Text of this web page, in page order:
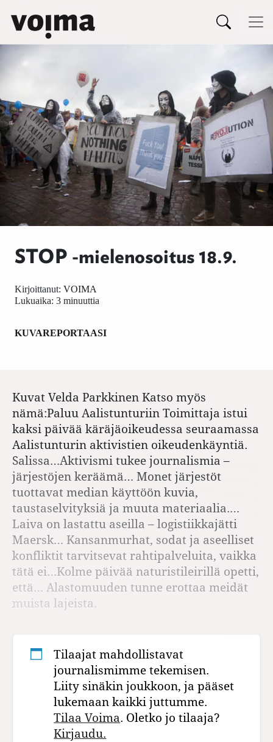
Siirry sisältöön
Päävalikko
STOP -mielenosoitus 18.9.
Kirjoittanut: VOIMA
Lukuaika: 3 minuuttia
KUVAREPORTAASI
Kuvat Velda Parkkinen Katso myös
nämä:Paluu Aalistunturiin Toimittaja istui
kaksi päivää käräjäoikeudessa seuraamassa
Aalistunturin aktivistien oikeudenkäyntiä.
Salissa…Aktivismi tukee journalismia –
järjestöjen keräämä… Monet järjestöt
tuottavat median käyttöön kuvia,
taustaselvityksiä ja muuta materiaalia.…
Laiva on lastattu aseilla – logistiikkajätti
Maersk… Kansanmurhat, sodat ja aseelliset
konfliktit tarvitsevat rahtipalveluita, vaikka
tätä ei…Kolme päivää naturistileirillä opetti,
että… Alastomuuden tunne erottaa meidät
muista lajeista.
Tilaajat mahdollistavat
journalismimme tekemisen.
Liity sinäkin joukkoon, ja pääset
lukemaan kaikki juttumme.
Tilaa Voima. Oletko jo tilaaja?
Kirjaudu.